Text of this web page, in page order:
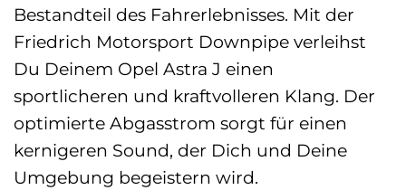
Bestandteil des Fahrerlebnisses. Mit der
Friedrich Motorsport Downpipe verleihst
Du Deinem Opel Astra J einen
sportlicheren und kraftvolleren Klang. Der
optimierte Abgasstrom sorgt für einen
kernigeren Sound, der Dich und Deine
Umgebung begeistern wird.